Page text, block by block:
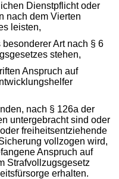
Dienstpflicht oder
nach dem Vierten
leisten,
Art nach § 6
stehen,
Anspruch auf
nach § 126a der
untergebracht sind oder
freiheitsentziehende
vollzogen wird,
Anspruch auf
Strafvollzugsgesetz
erhalten.